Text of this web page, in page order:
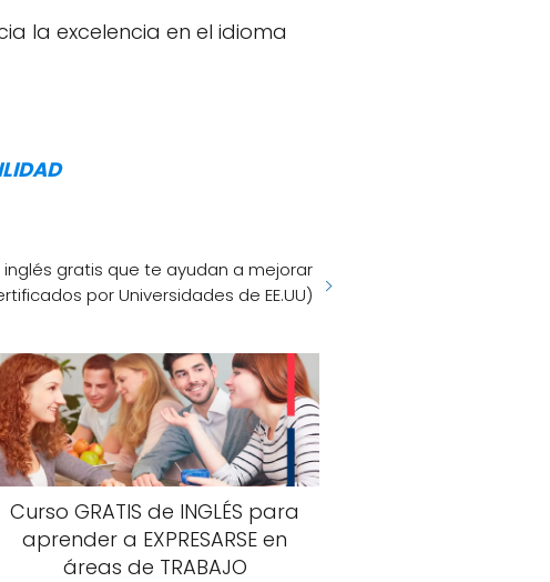
la excelencia en el idioma
inglés gratis que te ayudan a mejorar
por Universidades de EE.UU)
Curso GRATIS de INGLÉS para
aprender a EXPRESARSE en
áreas de TRABAJO